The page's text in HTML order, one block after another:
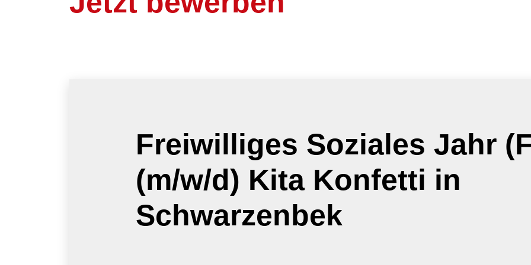
Freiwilliges Soziales Jahr
(m/w/d) Kita Konfetti in
Schwarzenbek